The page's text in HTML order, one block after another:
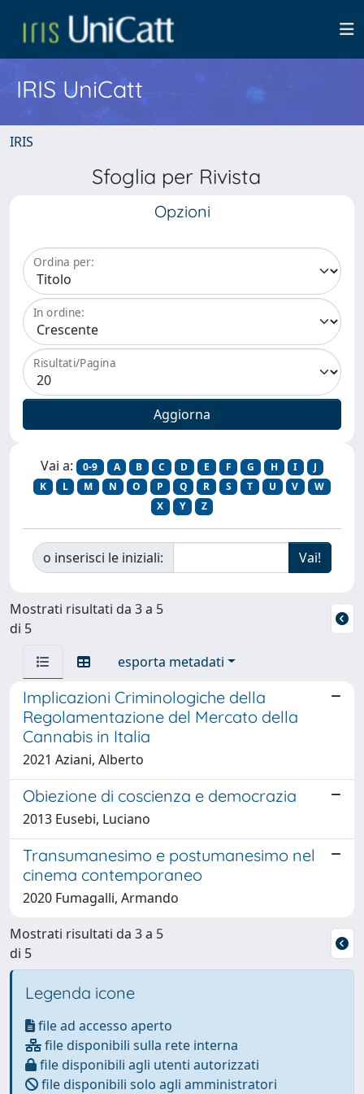
IRIS UniCatt
IRIS
Sfoglia per Rivista
Opzioni
Ordina per:
In ordine:
Risultati/Pagina
Vai a: 0-9 A B C D E F G H I
J
K
L M N O P Q R S T U V
W
X
Y Z
o inserisci le iniziali:
Mostrati risultati da 3 a 5
di 5
esporta metadati
Implicazioni Criminologiche della
Regolamentazione del Mercato della
Cannabis in Italia
2021 Aziani, Alberto
Obiezione di coscienza e democrazia
2013 Eusebi, Luciano
Transumanesimo e postumanesimo nel
cinema contemporaneo
2020 Fumagalli, Armando
Mostrati risultati da 3 a 5
di 5
Legenda icone
file ad accesso aperto
file disponibili sulla rete interna
file disponibili agli utenti autorizzati
file disponibili solo agli amministratori